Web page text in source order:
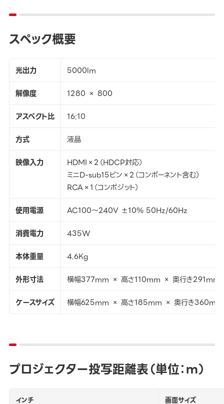
スペック概要
光出力
5000lm
解像度
1280 × 800
アスペクト比
16:10
方式
液晶
映像入力
HDMI×2（HDCP対応）
ミニD-sub15ピン×2（コンポーネント含む）
RCA×1（コンポジット）
使用電源
AC100～240V ±10％ 50Hz/60Hz
消費電力
435W
本体重量
4.6Kg
外形寸法
横幅377mm × 高さ110mm × 奥行き291mm
ケースサイズ
横幅625mm × 高さ185mm × 奥行き360mm
プロジェクター投写距離表（単位：ｍ）
インチ 画面サイズ